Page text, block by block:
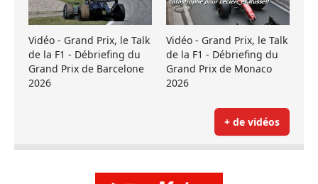
Vidéo - Grand Prix, le Talk
de la F1 - Débriefing du
Grand Prix de Barcelone
2026
Vidéo - Grand Prix, le Talk
de la F1 - Débriefing du
Grand Prix de Monaco
2026
+ de vidéos